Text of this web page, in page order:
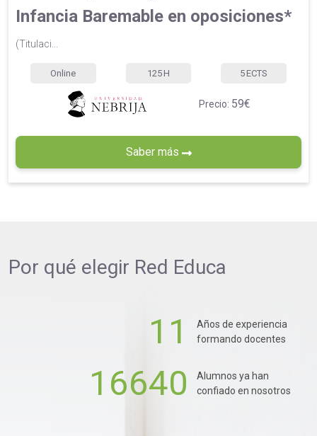
Infancia Baremable en oposiciones*
(Titulaci...
Online 125 H 5 ECTS
Precio: 59€
Saber más
Por qué elegir Red Educa
11
Años de experiencia
formando docentes
16640
Alumnos ya han
confiado en nosotros